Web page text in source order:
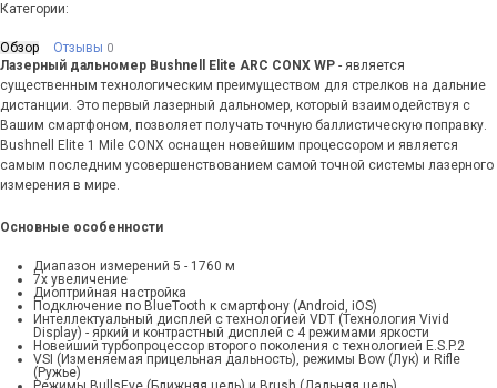
Категории:
Обзор Отзывы 0
Лазерный дальномер Bushnell Elite ARC CONX WP - является
существенным технологическим преимуществом для стрелков на дальние
дистанции. Это первый лазерный дальномер, который взаимодействуя с
Вашим смартфоном, позволяет получать точную баллистическую поправку.
Bushnell Elite 1 Mile CONX оснащен новейшим процессором и является
самым последним усовершенствованием самой точной системы лазерного
измерения в мире.
Основные особенности
Диапазон измерений 5 - 1760 м
7х увеличение
Диоптрийная настройка
Подключение по BlueTooth к смартфону (Android, iOS)
Интеллектуальный дисплей с технологией VDT (Технология Vivid
Display) - яркий и контрастный дисплей с 4 режимами яркости
Новейший турбопроцессор второго поколения с технологией E.S.P.2
VSI (Изменяемая прицельная дальность), режимы Bow (Лук) и Rifle
(Ружье)